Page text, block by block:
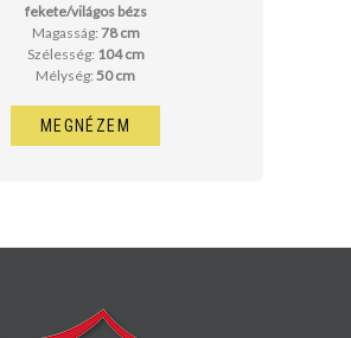
fekete/világos bézs
Magasság: 78 cm
Szélesség: 104 cm
Mélység: 50 cm
MEGNÉZEM